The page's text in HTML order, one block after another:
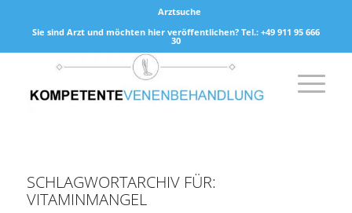
Arztsuche
Sie sind Arzt und möchten hier veröffentlichen? Tel.: +49 911 95 666
30
SCHLAGWORTARCHIV FÜR:
VITAMINMANGEL